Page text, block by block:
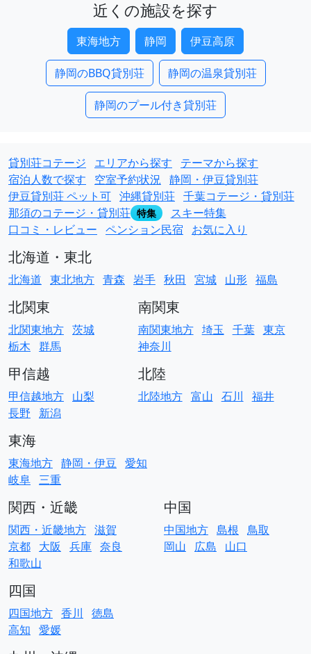
近くの施設を探す
東海地方 静岡 伊豆高原
静岡のBBQ貸別荘 静岡の温泉貸別荘
静岡のプール付き貸別荘
貸別荘コテージ エリアから探す
テーマから探す
宿泊人数で探す
空室予約状況 静岡・伊豆貸別荘
伊豆貸別荘 ペット可 沖縄貸別荘 千葉コテージ・貸別荘
那須のコテージ・貸別荘 特集
スキー特集
口コミ・レビュー ペンション民宿 お気に入り
北海道・東北
北海道 東北地方 青森 岩手 秋田 宮城 山形 福島
北関東
北関東地方 茨城
栃木 群馬
南関東
南関東地方 埼玉 千葉 東京
神奈川
甲信越
甲信越地方 山梨
長野
新潟
北陸
北陸地方 富山 石川 福井
東海
東海地方 静岡・伊豆 愛知
岐阜 三重
関西・近畿
関西・近畿地方 滋賀
京都 大阪 兵庫 奈良
和歌山
中国
中国地方 島根 鳥取
岡山
広島 山口
四国
四国地方 香川
徳島
高知 愛媛